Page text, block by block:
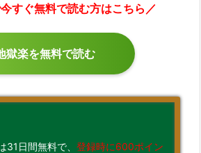
すぐ無料で読む方はこちら／
獄楽を無料で読む
31日間無料で、 登録時に600ポイン